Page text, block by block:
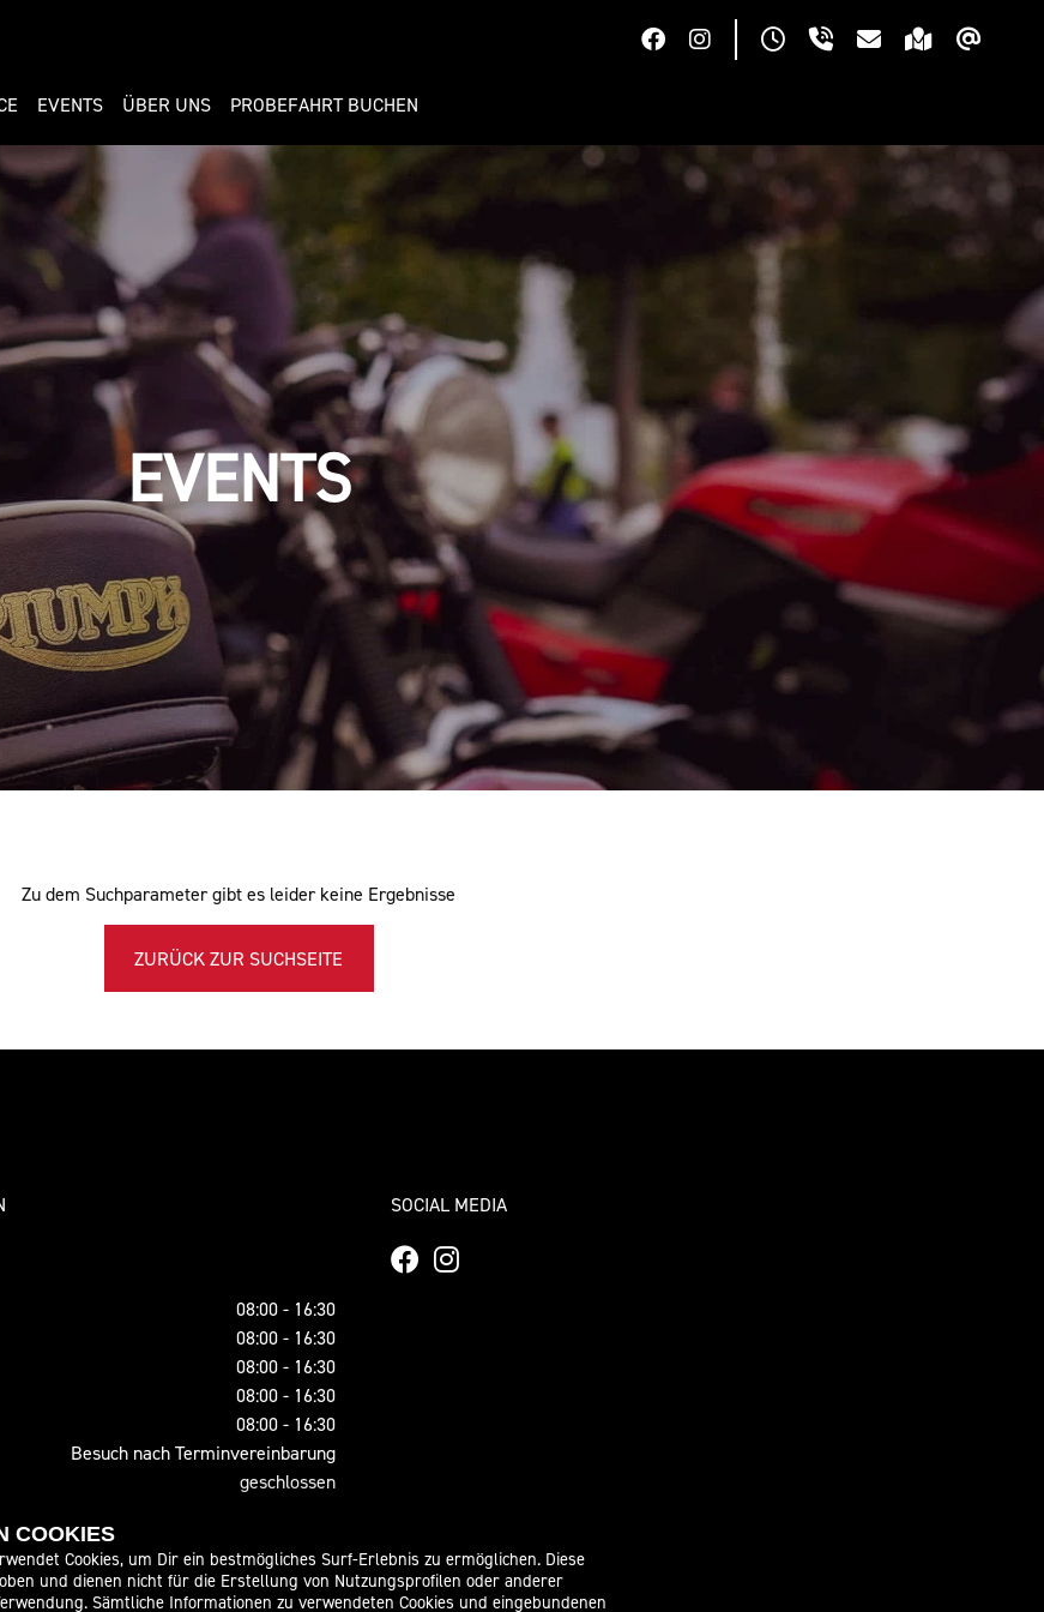
EVENTS ÜBER UNS PROBEFAHRT BUCHEN
EVENTS
Zu dem Suchparameter gibt es leider keine Ergebnisse
ZURÜCK ZUR SUCHSEITE
08:00 - 16:30
08:00 - 16:30
08:00 - 16:30
08:00 - 16:30
08:00 - 16:30
Besuch nach Terminvereinbarung
geschlossen
08:00 - 18:00
08:00 - 18:00
SOCIAL MEDIA
COOKIES
Cookies, um Dir ein bestmögliches Surf-Erlebnis zu ermöglichen. Diese
und dienen nicht für die Erstellung von Nutzungsprofilen oder anderer
Sämtliche Informationen zu verwendeten Cookies und eingebundenen